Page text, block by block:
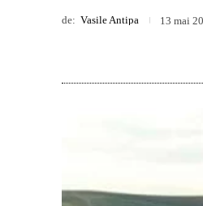
de: Vasile Antipa 13 mai